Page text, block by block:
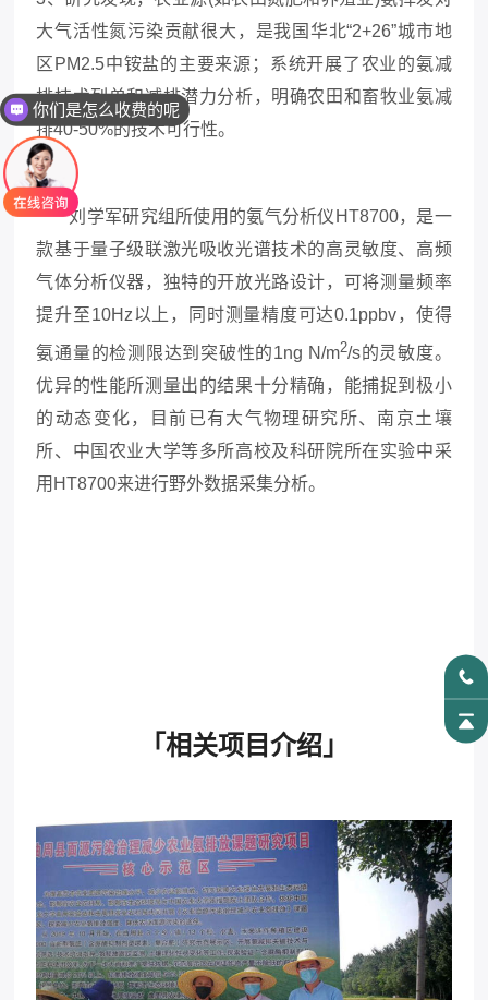
大气活性氮污染贡献很大，是我国华北“2+26”城市地
区PM2.5中铵盐的主要来源；系统开展了农业的氨减
排技术列单和减排潜力分析，明确农田和畜牧业氨减
排40-50%的技术可行性。
刘学军研究组所使用的氨气分析仪HT8700，是一
款基于量子级联激光吸收光谱技术的高灵敏度、高频
气体分析仪器，独特的开放光路设计，可将测量频率
提升至10Hz以上，同时测量精度可达0.1ppbv，使得
氨通量的检测限达到突破性的1ng N/m2/s的灵敏度。
优异的性能所测量出的结果十分精确，能捕捉到极小
的动态变化，目前已有大气物理研究所、南京土壤
所、中国农业大学等多所高校及科研院所在实验中采
用HT8700来进行野外数据采集分析。
「相关项目介绍」
你们是怎么收费的呢